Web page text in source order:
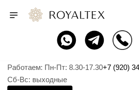
Работаем: Пн-Пт: 8.30-17.30
Сб-Вс: выходные
+7 (920)